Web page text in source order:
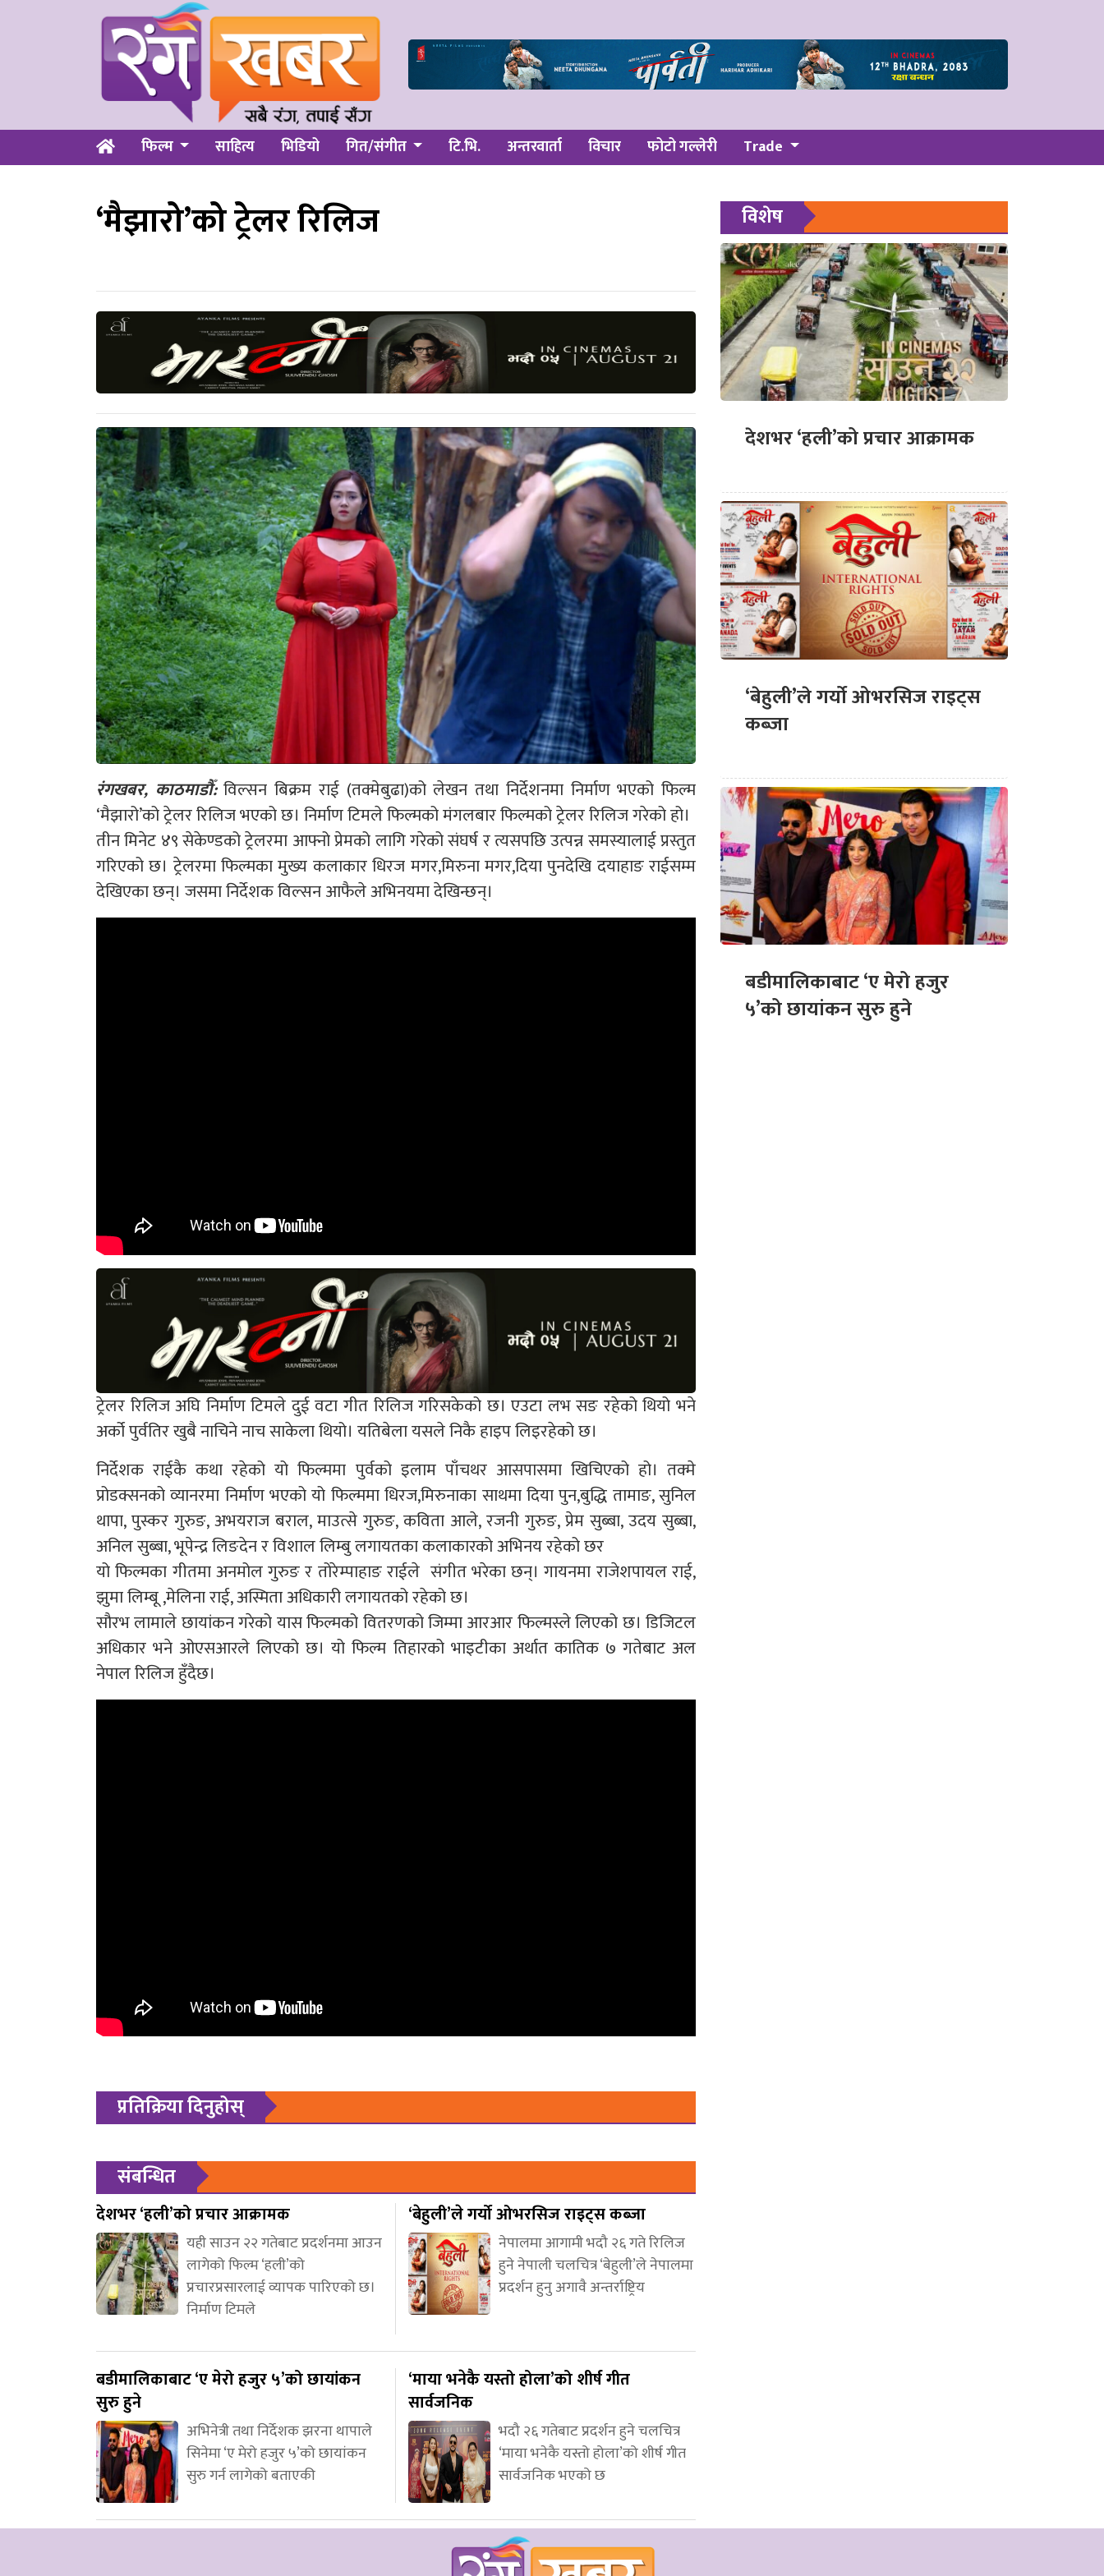
फिल्म साहित्य भिडियो गित/संगीत टि.भि. अन्तरवार्ता विचार फोटो गल्लेरी Trade
‘मैझारो’को ट्रेलर रिलिज
रंगखबर, काठमाडौँ: विल्सन बिक्रम राई (तक्मेबुढा)को लेखन तथा निर्देशनमा निर्माण भएको फिल्म
‘मैझारो’को ट्रेलर रिलिज भएको छ। निर्माण टिमले फिल्मको मंगलबार फिल्मको ट्रेलर रिलिज गरेको हो।
तीन मिनेट ४९ सेकेण्डको ट्रेलरमा आफ्नो प्रेमको लागि गरेको संघर्ष र त्यसपछि उत्पन्न समस्यालाई प्रस्तुत
गरिएको छ। ट्रेलरमा फिल्मका मुख्य कलाकार धिरज मगर,मिरुना मगर,दिया पुनदेखि दयाहाङ राईसम्म
देखिएका छन्। जसमा निर्देशक विल्सन आफैले अभिनयमा देखिन्छन्।
ट्रेलर रिलिज अघि निर्माण टिमले दुई वटा गीत रिलिज गरिसकेको छ। एउटा लभ सङ रहेको थियो भने
अर्को पुर्वतिर खुबै नाचिने नाच साकेला थियो। यतिबेला यसले निकै हाइप लिइरहेको छ।
निर्देशक राईकै कथा रहेको यो फिल्ममा पुर्वको इलाम पाँचथर आसपासमा खिचिएको हो। तक्मे
प्रोडक्सनको व्यानरमा निर्माण भएको यो फिल्ममा धिरज,मिरुनाका साथमा दिया पुन,बुद्धि तामाङ, सुनिल
थापा, पुस्कर गुरुङ, अभयराज बराल, माउत्से गुरुङ, कविता आले, रजनी गुरुङ, प्रेम सुब्बा, उदय सुब्बा,
अनिल सुब्बा, भूपेन्द्र लिङदेन र विशाल लिम्बु लगायतका कलाकारको अभिनय रहेको छर
यो फिल्मका गीतमा अनमोल गुरुङ र तोरेम्पाहाङ राईले संगीत भरेका छन्। गायनमा राजेशपायल राई,
झुमा लिम्बू ,मेलिना राई, अस्मिता अधिकारी लगायतको रहेको छ।
सौरभ लामाले छायांकन गरेको यास फिल्मको वितरणको जिम्मा आरआर फिल्मस्ले लिएको छ। डिजिटल
अधिकार भने ओएसआरले लिएको छ। यो फिल्म तिहारको भाइटीका अर्थात कातिक ७ गतेबाट अल
नेपाल रिलिज हुँदैछ।
प्रतिक्रिया दिनुहोस्
संबन्धित
देशभर ‘हली’को प्रचार आक्रामक
यही साउन २२ गतेबाट प्रदर्शनमा आउन
लागेको फिल्म ‘हली’को
प्रचारप्रसारलाई व्यापक पारिएको छ।
निर्माण टिमले
‘बेहुली’ले गर्यो ओभरसिज राइट्स कब्जा
नेपालमा आगामी भदौ २६ गते रिलिज
हुने नेपाली चलचित्र ‘बेहुली’ले नेपालमा
प्रदर्शन हुनु अगावै अन्तर्राष्ट्रिय
बडीमालिकाबाट ‘ए मेरो हजुर ५’को छायांकन
सुरु हुने
अभिनेत्री तथा निर्देशक झरना थापाले
सिनेमा ‘ए मेरो हजुर ५’को छायांकन
सुरु गर्न लागेको बताएकी
‘माया भनेकै यस्तो होला’को शीर्ष गीत
सार्वजनिक
भदौ २६ गतेबाट प्रदर्शन हुने चलचित्र
‘माया भनेकै यस्तो होला’को शीर्ष गीत
सार्वजनिक भएको छ
विशेष
देशभर ‘हली’को प्रचार आक्रामक
‘बेहुली’ले गर्यो ओभरसिज राइट्स
कब्जा
बडीमालिकाबाट ‘ए मेरो हजुर
५’को छायांकन सुरु हुने